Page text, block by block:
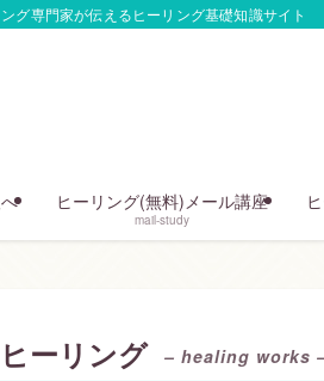
グ専門家が伝えるヒーリング基礎知識サイト
ヒーリング(無料)メール講座
mail-study
ヒーリング – healing works